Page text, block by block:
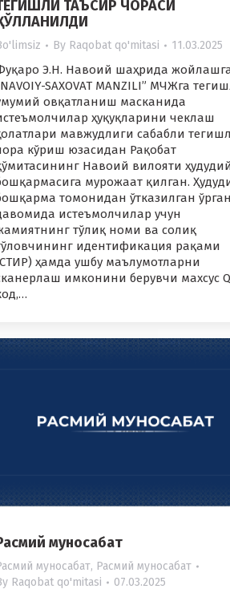
ТАЪСИР ЧОРАСИ
By Raqobat qo'mitasi 11.03.2025
Э.Н. Навоий шаҳрида
SAXOVAT MANZILI” МЧЖга
овқатланиш масканида
ҳуқуқларини чеклаш
мавжудлиги сабабли
кўриш юзасидан Рақобат
Навоий вилояти
мурожаат қилган.
томонидан ўтказилган
истеъмолчилар учун
тўлиқ номи ва солиқ
идентификация рақами
ҳамда ушбу маълумотларни
имконини берувчи махсус
муносабат
муносабат, Расмий муносабат
Raqobat qo'mitasi 07.03.2025